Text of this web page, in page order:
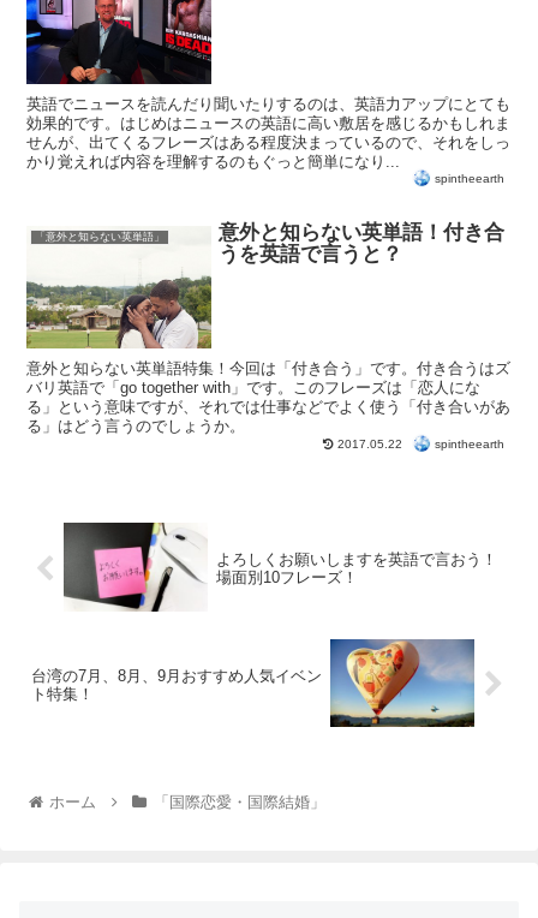
英語でニュースを読んだり聞いたりするのは、英語力アップにとても
効果的です。はじめはニュースの英語に高い敷居を感じるかもしれま
せんが、出てくるフレーズはある程度決まっているので、それをしっ
かり覚えれば内容を理解するのもぐっと簡単になり...
spintheearth
「意外と知らない英単語」
意外と知らない英単語！付き合
うを英語で言うと？
意外と知らない英単語特集！今回は「付き合う」です。付き合うはズ
バリ英語で「go together with」です。このフレーズは「恋人にな
る」という意味ですが、それでは仕事などでよく使う「付き合いがあ
る」はどう言うのでしょうか。
2017.05.22 spintheearth
よろしくお願いしますを英語で言おう！
場面別10フレーズ！
台湾の7月、8月、9月おすすめ人気イベン
ト特集！
ホーム 「国際恋愛・国際結婚」